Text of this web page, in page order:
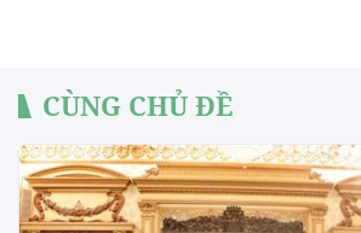
CÙNG CHỦ ĐỀ